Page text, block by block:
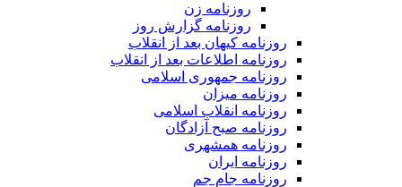
روزنامه زن
روزنامه گزارش روز
روزنامه کیهان بعد از انقلاب
روزنامه اطلاعات بعد از انقلاب
روزنامه جمهوری اسلامی
روزنامه میزان
روزنامه انقلاب اسلامی
روزنامه صبح آزادگان
روزنامه همشهری
روزنامه ایران
روزنامه جام جم